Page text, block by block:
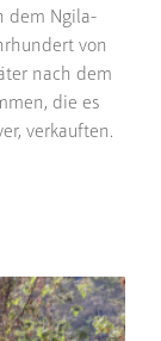
dem Ngila-
von
nach dem
die es
verkauften.